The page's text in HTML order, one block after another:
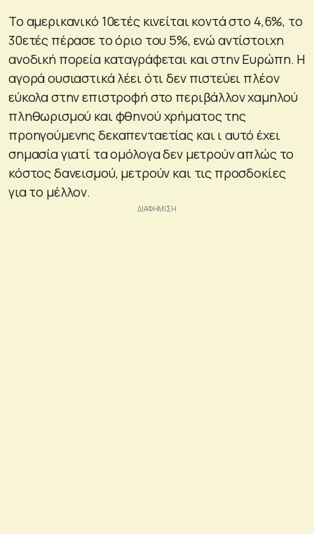
Το αμερικανικό 10ετές κινείται κοντά στο 4,6%, το
30ετές πέρασε το όριο του 5%, ενώ αντίστοιχη
ανοδική πορεία καταγράφεται και στην Ευρώπη. Η
αγορά ουσιαστικά λέει ότι δεν πιστεύει πλέον
εύκολα στην επιστροφή στο περιβάλλον χαμηλού
πληθωρισμού και φθηνού χρήματος της
προηγούμενης δεκαπενταετίας και ι αυτό έχει
σημασία γιατί τα ομόλογα δεν μετρούν απλώς το
κόστος δανεισμού, μετρούν και τις προσδοκίες
για το μέλλον.